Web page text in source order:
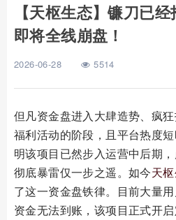
【天枢生态】镰刀已
即将全线崩盘！
2026-06-28 5514
但凡资金盘进入大肆造势、疯
福利活动的阶段，且平台热度
明该项目已然步入运营中后期
彻底暴雷仅一步之遥。如今天
了这一资金盘铁律。目前大量用
资金无法到账，该项目正式开